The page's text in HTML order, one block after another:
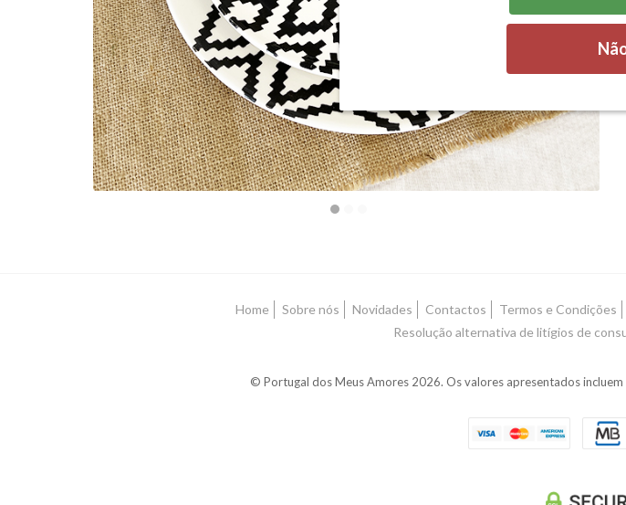
Home Sobre nós Novidades Contactos Termos e Condições
Resolução alternativa de litígios de
© Portugal dos Meus Amores 2026. Os valores apresentados